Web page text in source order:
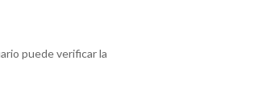
puede verificar la